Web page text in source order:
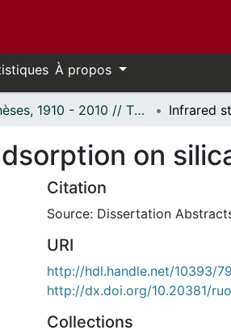
À propos
Thèses, 1910 - 2010 // Theses, 1910 - 2010
on
Citation
Source: Dissertation
URI
http://hdl.handle.net/10393/
http://dx.doi.org/10.20381/
Collections